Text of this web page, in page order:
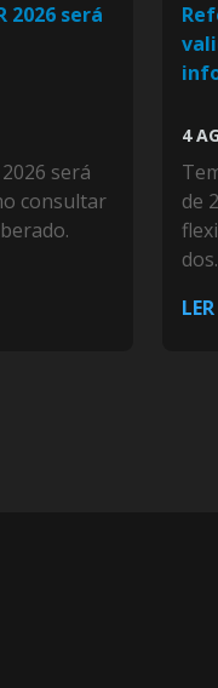
será
será
consultar
4
de